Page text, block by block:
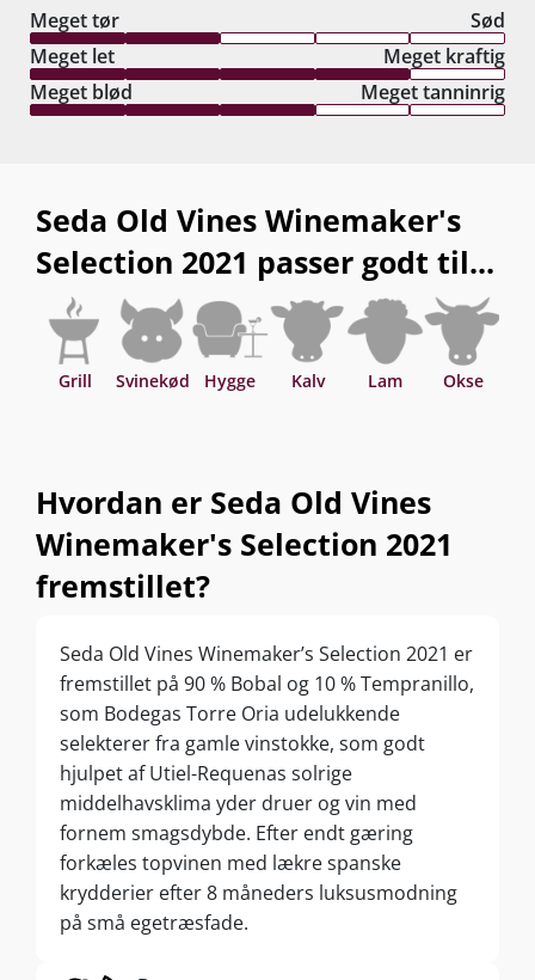
Meget tør
Sød
Meget let
Meget kraftig
Meget blød
Meget tanninrig
Seda Old Vines Winemaker's
Selection 2021 passer godt til...
Grill Svinekød Hygge Kalv Lam Okse
Hvordan er Seda Old Vines
Winemaker's Selection 2021
fremstillet?
Seda Old Vines Winemaker’s Selection 2021 er
fremstillet på 90 % Bobal og 10 % Tempranillo,
som Bodegas Torre Oria udelukkende
selekterer fra gamle vinstokke, som godt
hjulpet af Utiel-Requenas solrige
middelhavsklima yder druer og vin med
fornem smagsdybde. Efter endt gæring
forkæles topvinen med lækre spanske
krydderier efter 8 måneders luksusmodning
på små egetræsfade.